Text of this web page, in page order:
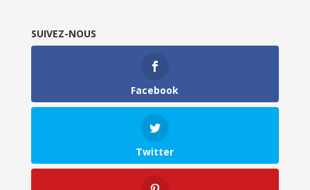
SUIVEZ-NOUS
Facebook
Twitter